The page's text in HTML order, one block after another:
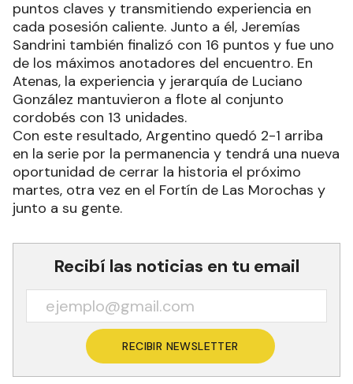
puntos claves y transmitiendo experiencia en
cada posesión caliente. Junto a él, Jeremías
Sandrini también finalizó con 16 puntos y fue uno
de los máximos anotadores del encuentro. En
Atenas, la experiencia y jerarquía de Luciano
González mantuvieron a flote al conjunto
cordobés con 13 unidades.
Con este resultado, Argentino quedó 2-1 arriba
en la serie por la permanencia y tendrá una nueva
oportunidad de cerrar la historia el próximo
martes, otra vez en el Fortín de Las Morochas y
junto a su gente.
Recibí las noticias en tu email
RECIBIR NEWSLETTER